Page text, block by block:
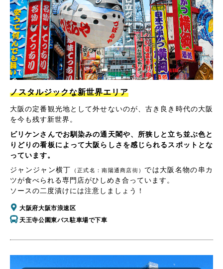
ノスタルジックな新世界エリア
大阪の定番観光地として外せないのが、古き良き時代の大阪
を今も残す新世界。
ビリケンさんでお馴染みの通天閣や、所狭しと立ち並ぶ色と
りどりの看板によって大阪らしさを感じられるスポットとな
っています。
ジャンジャン横丁
（正式名：南陽通商店街） では大阪名物の串カ
ツが食べられる専門店がひしめき合っています。
ソースの二度漬けには注意しましょう！
大阪府大阪市浪速区
天王寺公園東バス駐車場で下車